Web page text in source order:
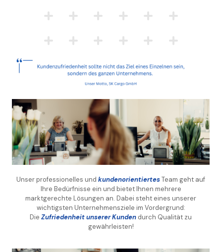
Unser professionelles und kundenorientiertesTeam geht auf
Ihre Bedürfnisse ein und bietet Ihnen mehrere
marktgerechte Lösungen an. Dabei steht eines unserer
wichtigsten Unternehmensziele im Vordergrund:
Die Zufriedenheit unserer Kunden durch Qualität zu
gewährleisten!